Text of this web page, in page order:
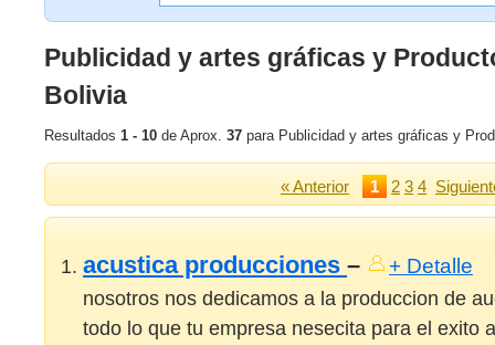
Publicidad y artes gráficas y
Bolivia
Resultados 1 - 10 de Aprox. 37 para Publicidad y artes gráficas y
« Anterior 1 2 3 4
acustica producciones –
+ Detalle
nosotros nos dedicamos a la produccion de
todo lo que tu empresa nesecita para el exito